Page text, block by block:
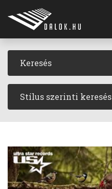
Stílus szerinti keresés